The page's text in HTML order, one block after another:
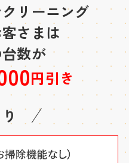
リーニング
さまは
数が
円引き